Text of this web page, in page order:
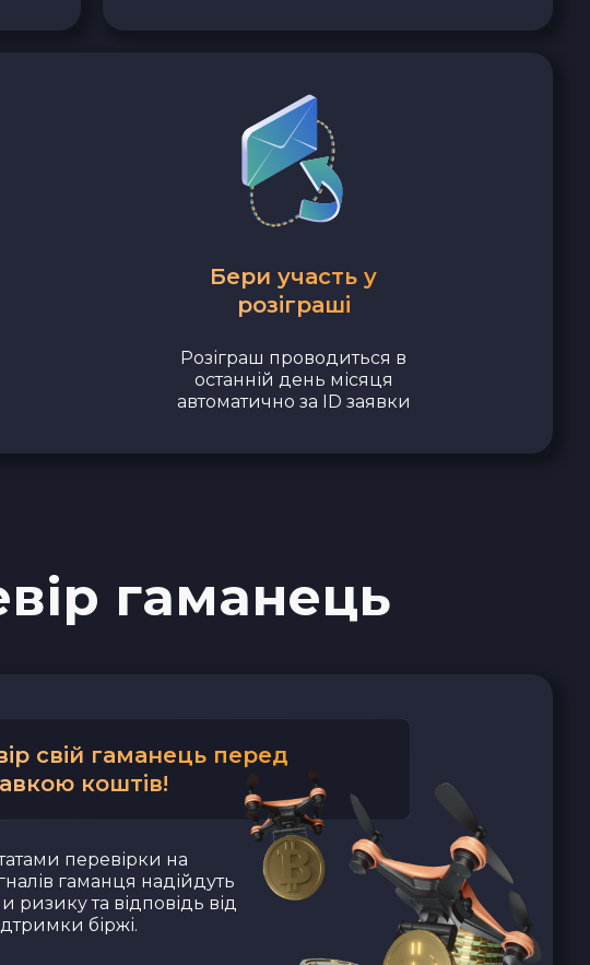
Бери участь у
розіграші
Розіграш проводиться в
останній день місяця
автоматично за ID заявки
гаманець
свій гаманець перед
коштів!
перевірки на
гаманця надійдуть
ризику та відповідь від
біржі.